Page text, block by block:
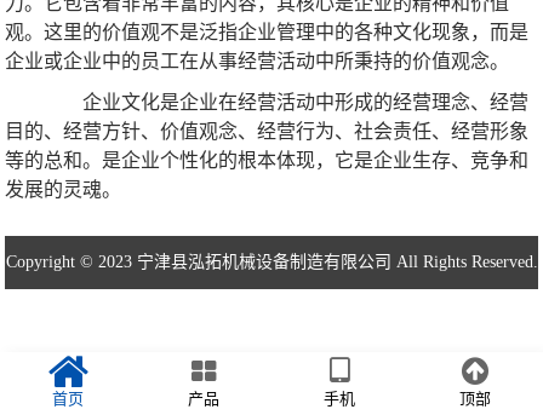
观。这里的价值观不是泛指企业管理中的各种文化现象，而是
企业或企业中的员工在从事经营活动中所秉持的价值观念。
企业文化是企业在经营活动中形成的经营理念、经营
目的、经营方针、价值观念、经营行为、社会责任、经营形象
等的总和。是企业个性化的根本体现，它是企业生存、竞争和
发展的灵魂。
Copyright © 2023 宁津县泓拓机械设备制造有限公司 All Rights Reserved.
首页 产品 手机 顶部